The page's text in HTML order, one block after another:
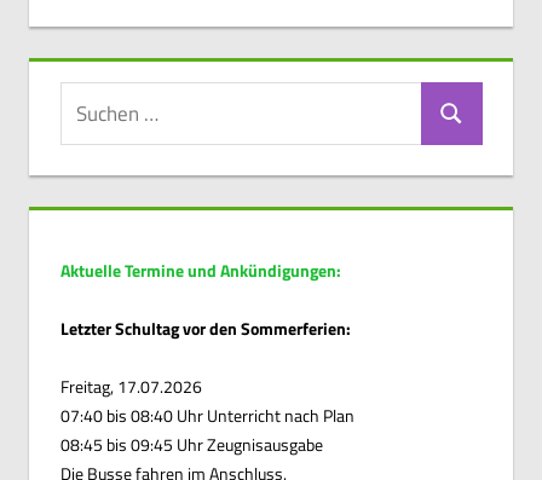
Suchen
Aktuelle Termine und Ankündigungen:
Letzter Schultag vor den Sommerferien:
Freitag, 17.07.2026
07:40 bis 08:40 Uhr Unterricht nach Plan
08:45 bis 09:45 Uhr Zeugnisausgabe
Die Busse fahren im Anschluss.